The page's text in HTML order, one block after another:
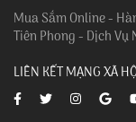
Mua Sắm Online -
Tiên Phong - Dịch Vụ
LIÊN KẾT MẠNG XÃ